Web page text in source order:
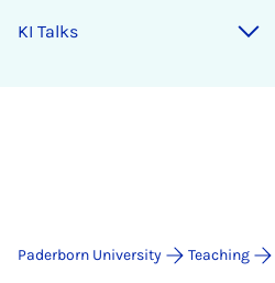
KI Talks
Paderborn University Teaching